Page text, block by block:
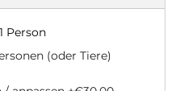
Person
(oder Tiere)